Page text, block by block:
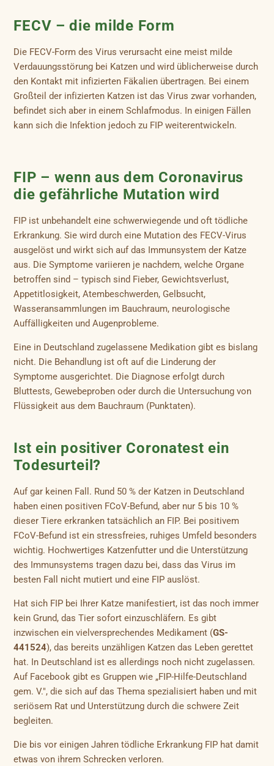
FECV – die milde Form
Die FECV-Form des Virus verursacht eine meist milde
Verdauungsstörung bei Katzen und wird üblicherweise durch
den Kontakt mit infizierten Fäkalien übertragen. Bei einem
Großteil der infizierten Katzen ist das Virus zwar vorhanden,
befindet sich aber in einem Schlafmodus. In einigen Fällen
kann sich die Infektion jedoch zu FIP weiterentwickeln.
FIP – wenn aus dem Coronavirus
die gefährliche Mutation wird
FIP ist unbehandelt eine schwerwiegende und oft tödliche
Erkrankung. Sie wird durch eine Mutation des FECV-Virus
ausgelöst und wirkt sich auf das Immunsystem der Katze
aus. Die Symptome variieren je nachdem, welche Organe
betroffen sind – typisch sind Fieber, Gewichtsverlust,
Appetitlosigkeit, Atembeschwerden, Gelbsucht,
Wasseransammlungen im Bauchraum, neurologische
Auffälligkeiten und Augenprobleme.
Eine in Deutschland zugelassene Medikation gibt es bislang
nicht. Die Behandlung ist oft auf die Linderung der
Symptome ausgerichtet. Die Diagnose erfolgt durch
Bluttests, Gewebeproben oder durch die Untersuchung von
Flüssigkeit aus dem Bauchraum (Punktaten).
Ist ein positiver Coronatest ein
Todesurteil?
Auf gar keinen Fall. Rund 50 % der Katzen in Deutschland
haben einen positiven FCoV-Befund, aber nur 5 bis 10 %
dieser Tiere erkranken tatsächlich an FIP. Bei positivem
FCoV-Befund ist ein stressfreies, ruhiges Umfeld besonders
wichtig. Hochwertiges Katzenfutter und die Unterstützung
des Immunsystems tragen dazu bei, dass das Virus im
besten Fall nicht mutiert und eine FIP auslöst.
Hat sich FIP bei Ihrer Katze manifestiert, ist das noch immer
kein Grund, das Tier sofort einzuschläfern. Es gibt
inzwischen ein vielversprechendes Medikament (GS-
441524), das bereits unzähligen Katzen das Leben gerettet
hat. In Deutschland ist es allerdings noch nicht zugelassen.
Auf Facebook gibt es Gruppen wie „FIP-Hilfe-Deutschland
gem. V.", die sich auf das Thema spezialisiert haben und mit
seriösem Rat und Unterstützung durch die schwere Zeit
begleiten.
Die bis vor einigen Jahren tödliche Erkrankung FIP hat damit
etwas von ihrem Schrecken verloren.